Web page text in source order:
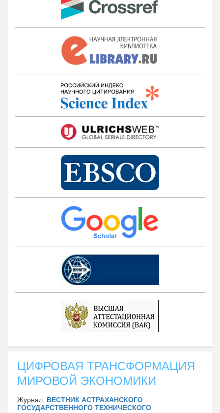
ЦИФРОВАЯ ТРАНСФОРМАЦИЯ
МИРОВОЙ ЭКОНОМИКИ
Журнал: ВЕСТНИК АСТРАХАНСКОГО
ГОСУДАРСТВЕННОГО ТЕХНИЧЕСКОГО